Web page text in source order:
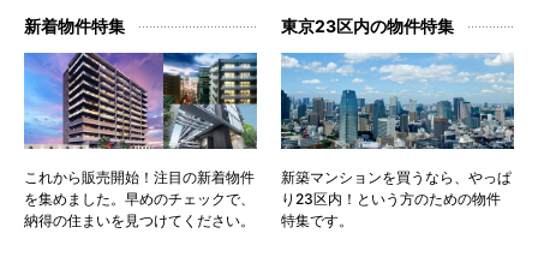
新着物件特集
これから販売開始！注目の新着物件
を集めました。早めのチェックで、
納得の住まいを見つけてください。
東京23区内の物件特集
新築マンションを買うなら、やっぱ
り23区内！という方のための物件
特集です。